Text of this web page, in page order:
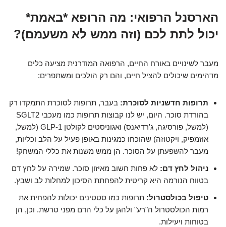
הארסנל הרפואי: מה הרופא *באמת*
יכול לתת לכם (וזה ממש לא משעמם)?
מעבר לשינויים באורח החיים, הרפואה המודרנית מציעה כלים
מדהימים שיכולים להציל חיים, והם רק הולכים ומשתפרים:
תרופות חדשניות לסוכרת: בעבר, תרופות לסוכרת התמקדו רק
בהורדת סוכר. היום, יש לנו קבוצות תרופות כמו מעכבי SGLT2
(למשל, פורסיגה, ג'רדיאנס) ואגוניסטים לקולטן GLP-1 (למשל,
אוזמפיק, ויקטוזה) שהוכחו כמגינות באופן פעיל על הלב וכליות,
מעבר להשפעתן על הסוכר. הן ממש משנות את כללי המשחק!
ניהול לחץ דם: לא פחות חשוב מאיזון סוכר. שמירה על לחץ דם
בטווח הנורמה היא קריטית להפחתת הסיכון למחלות לב ושבץ.
טיפול בכולסטרול: תרופות כמו סטטינים יכולות להפחית את
רמות הכולסטרול ה"רע" ולהגן על כלי הדם מפני טרשת. וכן, הן
בטוחות ויעילות.